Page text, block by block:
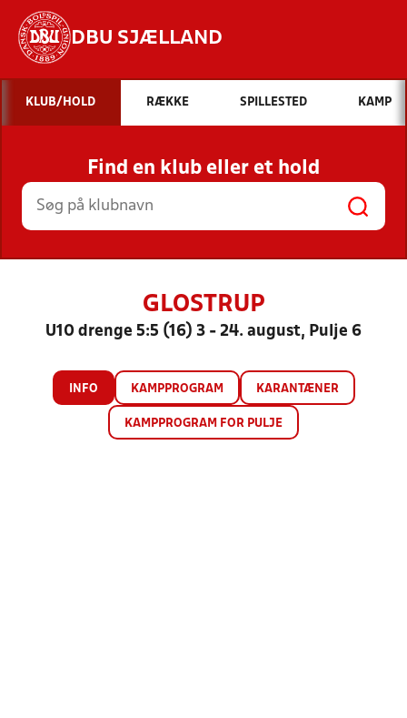
DBU SJÆLLAND
Hvad vil du søge efter?
INDHOLD OG NYHEDER
STILLINGER, RESULTATER, KLUBBER OG
HOLD
KLUB/HOLD RÆKKE SPILLESTED KAMP
Find en klub eller et hold
GLOSTRUP
U10 drenge 5:5 (16) 3 - 24. august, Pulje 6
INFO KAMPPROGRAM KARANTÆNER
KAMPPROGRAM FOR PULJE